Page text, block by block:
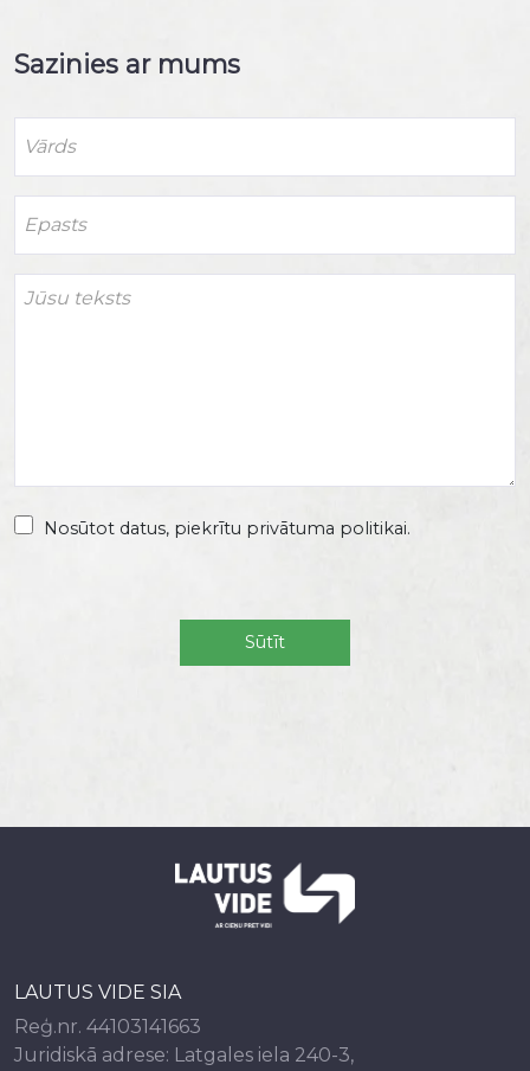
Sazinies ar mums
Nosūtot datus, piekrītu privātuma politikai.
LAUTUS VIDE SIA
Reģ.nr. 44103141663
Juridiskā adrese: Latgales iela 240-3,